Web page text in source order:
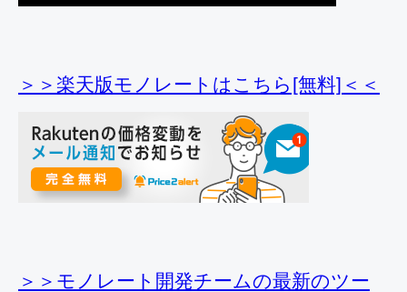
＞＞楽天版モノレートはこちら[無料]＜＜
＞＞モノレート開発チームの最新のツー